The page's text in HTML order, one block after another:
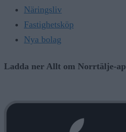
Näringsliv
Fastighetsköp
Nya bolag
Ladda ner Allt om Norrtälje-